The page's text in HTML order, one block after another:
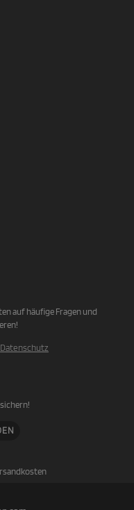
auf häufige Fragen und
Datenschutz